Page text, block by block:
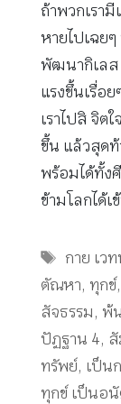
ถ้าพวกเรา
หายไปเฉยๆ
พัฒนากิเลส
แรงขึ้นเรื่
เราไปสิ จิต
ขึ้น แล้วสุดท้
พร้อมได้ทั้ง
ข้ามโลกได้เ
Tags
กาย เว
ตัณหา, ทุกข์,
สัจธรรม, พ้
ปัฏฐาน 4,
ทรัพย์, เป็น
ทุกข์ เป็นอนั